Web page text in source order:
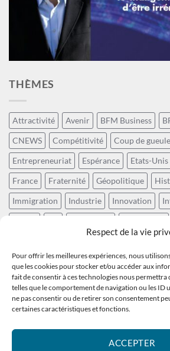
Respect de la vie
Pour offrir les meilleures expériences, nous
que les cookies pour stocker et/ou accéder aux
fait de consentir à ces technologies nous permettra
telles que le comportement de navigation ou les ID
ne pas consentir ou de retirer son consentement
certaines caractéristiques et fonctions.
ACCEPTER
THÈMES
Attractivité Avenir BFM Business
CNEWS
Compétitivité Coup de gueule
Entrepreneuriat
Espérance Etats-Unis
France
Fraternité Géopolitique
Immigration
Industrie Innovation
Récit national
Révolution technologique
Souveraineté
Sud Radio Sécurité
Vivre ensemble
Écologie Économie